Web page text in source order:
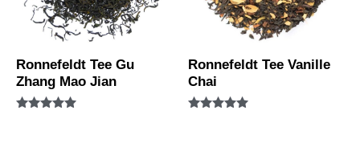
Ronnefeldt Tee Gu
Zhang Mao Jian
Ronnefeldt Tee Vanille
Chai